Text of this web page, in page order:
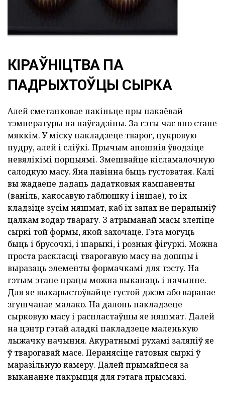
КІРАЎНІЦТВА ПА
ПАДРЫХТОЎЦЫ СЫРКА
Алей сметанковае пакіньце пры пакаёвай
тэмпературы на паўгадзіны. За гэты час яно стане
мяккім. У міску пакладзеце тварог, цукровую
пудру, алей і сліўкі. Прычым апошнія ўводзіце
невялікімі порцыямі. Змешвайце кісламалочную
салодкую масу. Яна павінна быць густоватая. Калі
вы жадаеце дадаць дадатковыя кампаненты
(ваніль, какосавую габлюшку і іншае), то іх
кладзіце зусім няшмат, каб іх запах не перапыніў
цалкам водар тварагу. З атрыманай масы злепіце
сыркі той формы, якой захочаце. Гэта могуць
быць і брусочкі, і шарыкі, і розныя фігуркі. Можна
проста раскласці тварогавую масу на дошцы і
выразаць элементы формачкамі для тэсту. На
гэтым этапе працы можна выканаць і начынне.
Для яе выкарыстоўвайце густой джэм або варанае
згушчанае малако. На далонь пакладзеце
сырковую масу і распластаўшы яе няшмат. Далей
на цэнтр гэтай аладкі пакладзеце маленькую
лыжачку начыння. Акуратнымі рухамі заляпіў яе
ў тварогавай масе. Перанясіце гатовыя сыркі ў
маразільную камеру. Далей прымайцеся за
выкананне пакрыцця для гэтага прысмакі.